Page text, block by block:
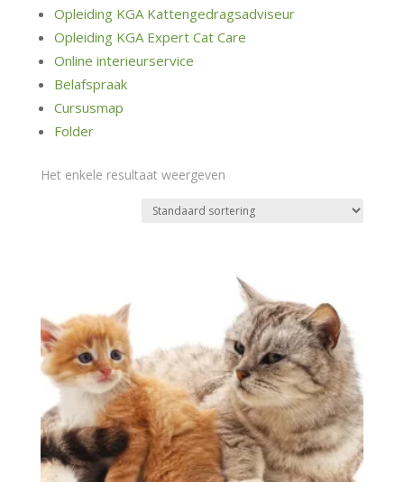
Opleiding KGA Kattengedragsadviseur
Opleiding KGA Expert Cat Care
Online interieurservice
Belafspraak
Cursusmap
Folder
Het enkele resultaat weergeven